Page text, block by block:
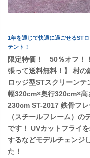
1年を通じて快適に過ごせるST
テント！
限定特価！ 50％オフ！
張って送料無料！】 村の
ロッジ型STスクリーンテ
幅320cm×奥行320cm×高
230cm ST-2017 鉄骨フレ
（スチールフレーム）の
です！ UVカットフライ
するなどモデルチェンジ
た！